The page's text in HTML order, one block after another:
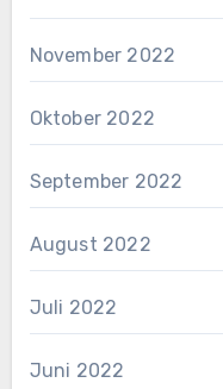
November 2022
Oktober 2022
September 2022
August 2022
Juli 2022
Juni 2022